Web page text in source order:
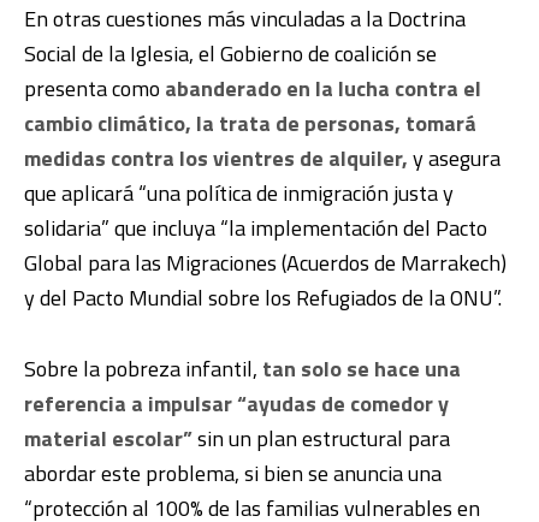
En otras cuestiones más vinculadas a la Doctrina
Social de la Iglesia, el Gobierno de coalición se
presenta como abanderado en la lucha contra el
cambio climático, la trata de personas, tomará
medidas contra los vientres de alquiler,y asegura
que aplicará “una política de inmigración justa y
solidaria” que incluya “la implementación del Pacto
Global para las Migraciones (Acuerdos de Marrakech)
y del Pacto Mundial sobre los Refugiados de la ONU”.
Sobre la pobreza infantil, tan solo se hace una
referencia a impulsar “ayudas de comedor y
material escolar”sin un plan estructural para
abordar este problema, si bien se anuncia una
“protección al 100% de las familias vulnerables en